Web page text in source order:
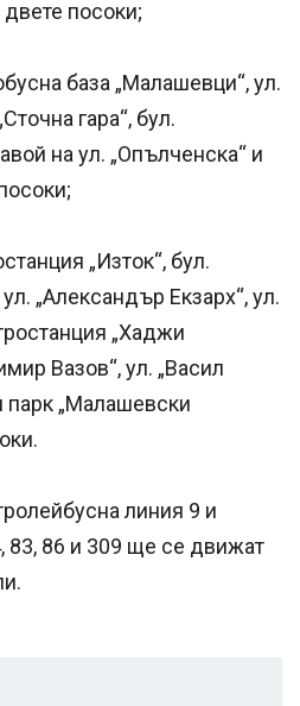
посоки;
база „Малашевци“, ул.
гара“, бул.
на ул. „Опълченска“ и
„Изток“, бул.
„Александър Екзарх“, ул.
„Хаджи
Вазов“, ул. „Васил
„Малашевски
линия 9 и
83, 86 и 309 ще се движат